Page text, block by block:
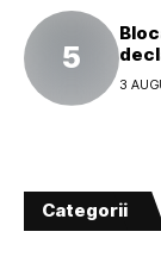
3
Categorii